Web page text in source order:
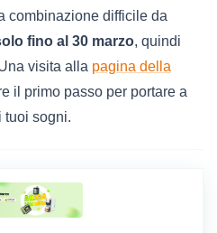
combinazione difficile da
fino al 30 marzo, quindi
visita alla pagina della
il primo passo per portare a
tuoi sogni.